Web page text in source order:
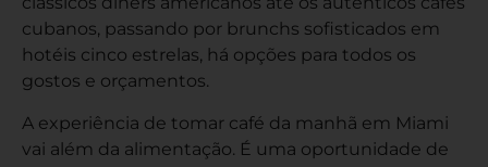
cubanos, passando por brunchs sofisticados em
hotéis cinco estrelas, há opções para todos os
gostos e orçamentos.
A experiência de tomar café da manhã em Miami
vai além da alimentação. É uma oportunidade de